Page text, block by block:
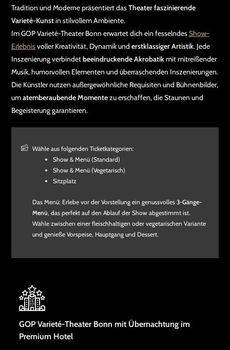
Tradition und Moderne präsentiert dasTheater faszinierende
Varieté-Kunstin stilvollem Ambiente.
Im GOP Varieté-Theater Bonn erwartet dich ein fesselndesShow-
Erlebnisvoller Kreativität, Dynamik und erstklassiger Artistik. Jede
Inszenierung verbindetbeeindruckende Akrobatikmit mitreißender
Musik, humorvollen Elementen und überraschenden Inszenierungen.
Die Künstler nutzen außergewöhnliche Requisiten und Bühnenbilder,
umatemberaubende Momentezu erschaffen, die Staunen und
Begeisterung garantieren.
Wähle aus folgenden Ticketkategorien:
Show & Menü (Standard)
Show & Menü (Vegetarisch)
Sitzplatz
Das Menü: Erlebe vor der Vorstellung ein genussvolles 3-Gänge-
Menü, das perfekt auf den Ablauf der Show abgestimmt ist.
Wähle zwischen einer fleischhaltigen oder vegetarischen Variante
und genieße Vorspeise, Hauptgang und Dessert.
GOP Varieté-Theater Bonn mit Übernachtung im
Premium Hotel